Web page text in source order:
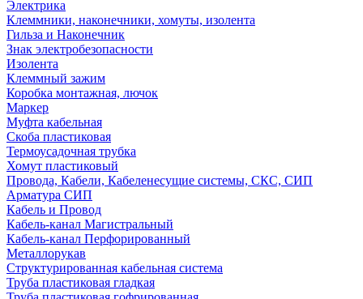
Электрика
Клеммники, наконечники, хомуты, изолента
Гильза и Наконечник
Знак электробезопасности
Изолента
Клеммный зажим
Коробка монтажная, лючок
Маркер
Муфта кабельная
Скоба пластиковая
Термоусадочная трубка
Хомут пластиковый
Провода, Кабели, Кабеленесущие системы, СКС, СИП
Арматура СИП
Кабель и Провод
Кабель-канал Магистральный
Кабель-канал Перфорированный
Металлорукав
Структурированная кабельная система
Труба пластиковая гладкая